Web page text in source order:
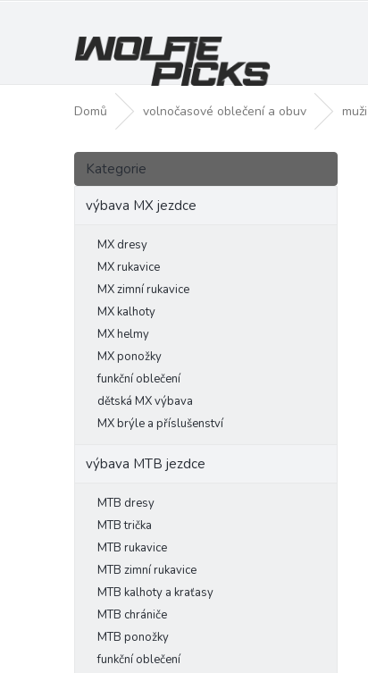
Domů volnočasové oblečení a obuv muži
P
s
Přeskočit
kategorie
Kategorie
výbava MX jezdce
MX dresy
MX rukavice
MX zimní rukavice
MX kalhoty
MX helmy
MX ponožky
funkční oblečení
dětská MX výbava
MX brýle a příslušenství
výbava MTB jezdce
MTB dresy
MTB trička
MTB rukavice
MTB zimní rukavice
MTB kalhoty a kraťasy
MTB chrániče
MTB ponožky
funkční oblečení